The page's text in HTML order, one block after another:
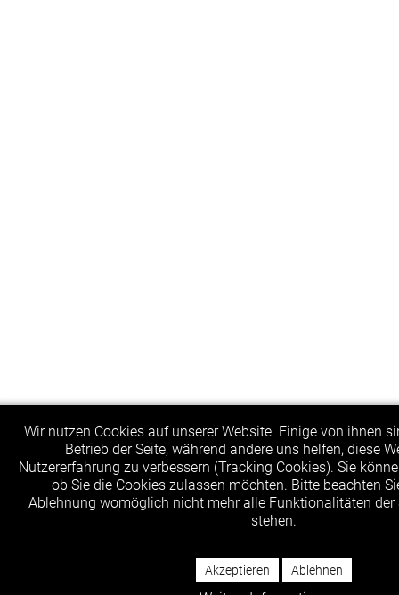
Wir nutzen Cookies auf unserer Website. Einige von ihnen
Betrieb der Seite, während andere uns helfen, diese
Nutzererfahrung zu verbessern (Tracking Cookies). Sie
ob Sie die Cookies zulassen möchten. Bitte beachten
Ablehnung womöglich nicht mehr alle Funktionalitäten der
stehen.
Akzeptieren Ablehnen